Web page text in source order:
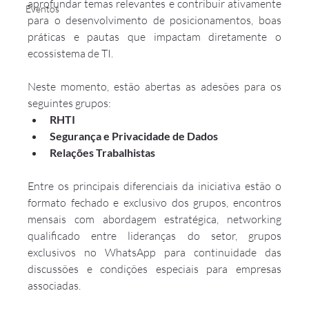
Eventos
aprofundar temas relevantes e contribuir ativamente
para o desenvolvimento de posicionamentos, boas
práticas e pautas que impactam diretamente o
ecossistema de TI.
Neste momento, estão abertas as adesões para os
seguintes grupos:
RHTI
Segurança e Privacidade de Dados
Relações Trabalhistas
Entre os principais diferenciais da iniciativa estão o
formato fechado e exclusivo dos grupos, encontros
mensais com abordagem estratégica, networking
qualificado entre lideranças do setor, grupos
exclusivos no WhatsApp para continuidade das
discussões e condições especiais para empresas
associadas.